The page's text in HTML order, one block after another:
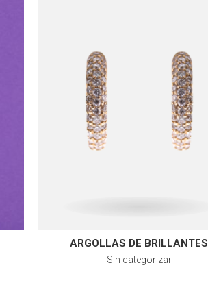
ARGOLLAS DE BRILLANTES
Sin categorizar